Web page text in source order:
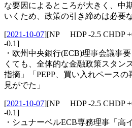
な要因によるところが大きく、中
いくため、政策の引き締めは必要な
[2021-10-07][NP HDP -2.5 CHDP
-0.1]
・欧州中央銀行(ECB)理事会議事
くても、全体的な金融政策スタン
指摘」「PEPP、買い入れペース
見がでた」
[2021-10-07][NP HDP -2.5 CHDP
-0.1]
・シュナーベルECB専務理事「高